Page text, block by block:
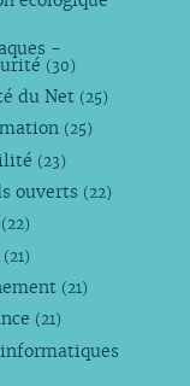
-
(30)
du Net (25)
(25)
(23)
ouverts (22)
(22)
(21)
(21)
(21)